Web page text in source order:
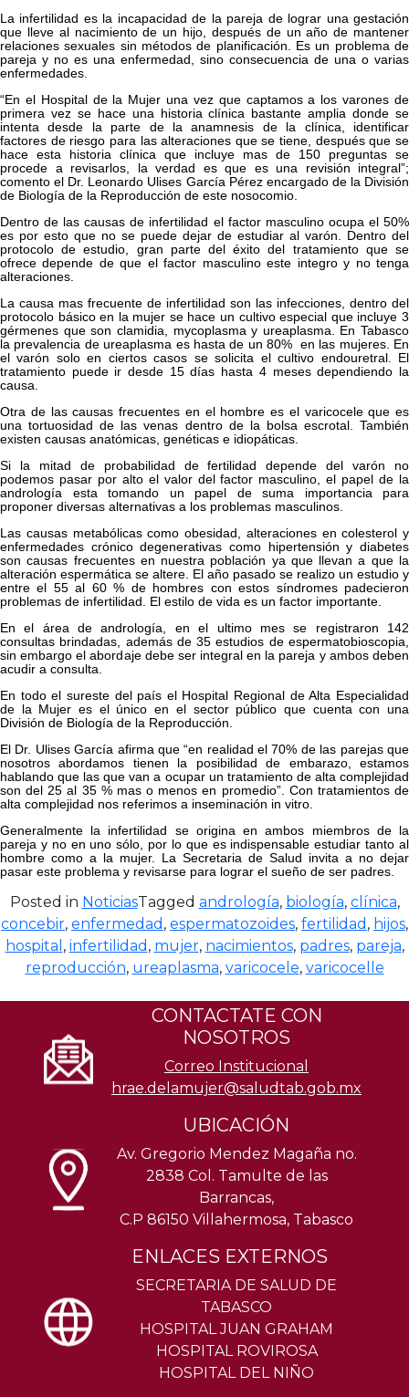
La infertilidad es la incapacidad de la pareja de lograr una gestación
que lleve al nacimiento de un hijo, después de un año de mantener
relaciones sexuales sin métodos de planificación. Es un problema de
pareja y no es una enfermedad, sino consecuencia de una o varias
enfermedades.
“En el Hospital de la Mujer una vez que captamos a los varones de
primera vez se hace una historia clínica bastante amplia donde se
intenta desde la parte de la anamnesis de la clínica, identificar
factores de riesgo para las alteraciones que se tiene, después que se
hace esta historia clínica que incluye mas de 150 preguntas se
procede a revisarlos, la verdad es que es una revisión integral”;
comento el Dr. Leonardo Ulises García Pérez encargado de la División
de Biología de la Reproducción de este nosocomio.
Dentro de las causas de infertilidad el factor masculino ocupa el 50%
es por esto que no se puede dejar de estudiar al varón. Dentro del
protocolo de estudio, gran parte del éxito del tratamiento que se
ofrece depende de que el factor masculino este integro y no tenga
alteraciones.
La causa mas frecuente de infertilidad son las infecciones, dentro del
protocolo básico en la mujer se hace un cultivo especial que incluye 3
gérmenes que son clamidia, mycoplasma y ureaplasma. En Tabasco
la prevalencia de ureaplasma es hasta de un 80% en las mujeres. En
el varón solo en ciertos casos se solicita el cultivo endouretral. El
tratamiento puede ir desde 15 días hasta 4 meses dependiendo la
causa.
Otra de las causas frecuentes en el hombre es el varicocele que es
una tortuosidad de las venas dentro de la bolsa escrotal. También
existen causas anatómicas, genéticas e idiopáticas.
Si la mitad de probabilidad de fertilidad depende del varón no
podemos pasar por alto el valor del factor masculino, el papel de la
andrología esta tomando un papel de suma importancia para
proponer diversas alternativas a los problemas masculinos.
Las causas metabólicas como obesidad, alteraciones en colesterol y
enfermedades crónico degenerativas como hipertensión y diabetes
son causas frecuentes en nuestra población ya que llevan a que la
alteración espermática se altere. El año pasado se realizo un estudio y
entre el 55 al 60 % de hombres con estos síndromes padecieron
problemas de infertilidad. El estilo de vida es un factor importante.
En el área de andrología, en el ultimo mes se registraron 142
consultas brindadas, además de 35 estudios de espermatobioscopia,
sin embargo el abordaje debe ser integral en la pareja y ambos deben
acudir a consulta.
En todo el sureste del país el Hospital Regional de Alta Especialidad
de la Mujer es el único en el sector público que cuenta con una
División de Biología de la Reproducción.
El Dr. Ulises García afirma que “en realidad el 70% de las parejas que
nosotros abordamos tienen la posibilidad de embarazo, estamos
hablando que las que van a ocupar un tratamiento de alta complejidad
son del 25 al 35 % mas o menos en promedio”. Con tratamientos de
alta complejidad nos referimos a inseminación in vitro.
Generalmente la infertilidad se origina en ambos miembros de la
pareja y no en uno sólo, por lo que es indispensable estudiar tanto al
hombre como a la mujer. La Secretaria de Salud invita a no dejar
pasar este problema y revisarse para lograr el sueño de ser padres.
Posted in NoticiasTagged andrología, biología, clínica,
concebir, enfermedad , espermatozoides, fertilidad , hijos,
hospital , infertilidad , mujer, nacimientos, padres, pareja,
reproducción, ureaplasma, varicocele, varicocelle
CONTACTATE CON
NOSOTROS
Correo Institucional
hrae.delamujer@saludtab.gob.mx
UBICACIÓN
Av. Gregorio Mendez Magaña no.
2838 Col. Tamulte de las
Barrancas,
C.P 86150 Villahermosa, Tabasco
ENLACES EXTERNOS
SECRETARIA DE SALUD DE
TABASCO
HOSPITAL JUAN GRAHAM
HOSPITAL ROVIROSA
HOSPITAL DEL NIÑO